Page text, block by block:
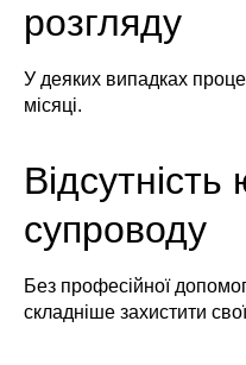
розгляду
У деяких випадках
місяці.
супроводу
Без професійної
складніше захистити